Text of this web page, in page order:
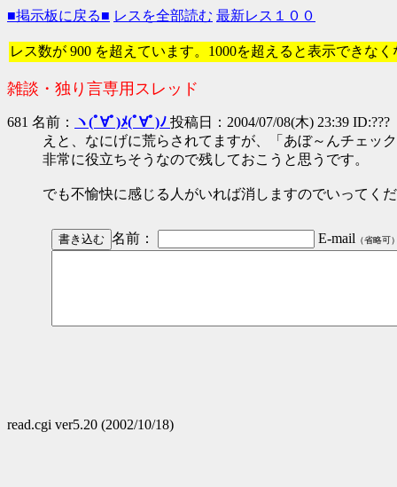
■掲示板に戻る■ レスを全部読む 最新レス１００
レス数が 900 を超えています。1000を超えると表示できな
雑談・独り言専用スレッド
681 名前： ヽ(ﾟ∀ﾟ)ﾒ(ﾟ∀ﾟ)ﾉ 投稿日：2004/07/08(木) 23:39 ID:???
えと、なにげに荒らされてますが、「あぼ～んチェッ
非常に役立ちそうなので残しておこうと思うです。
でも不愉快に感じる人がいれば消しますのでいってく
名前： E-mail （省略可
read.cgi ver5.20 (2002/10/18)